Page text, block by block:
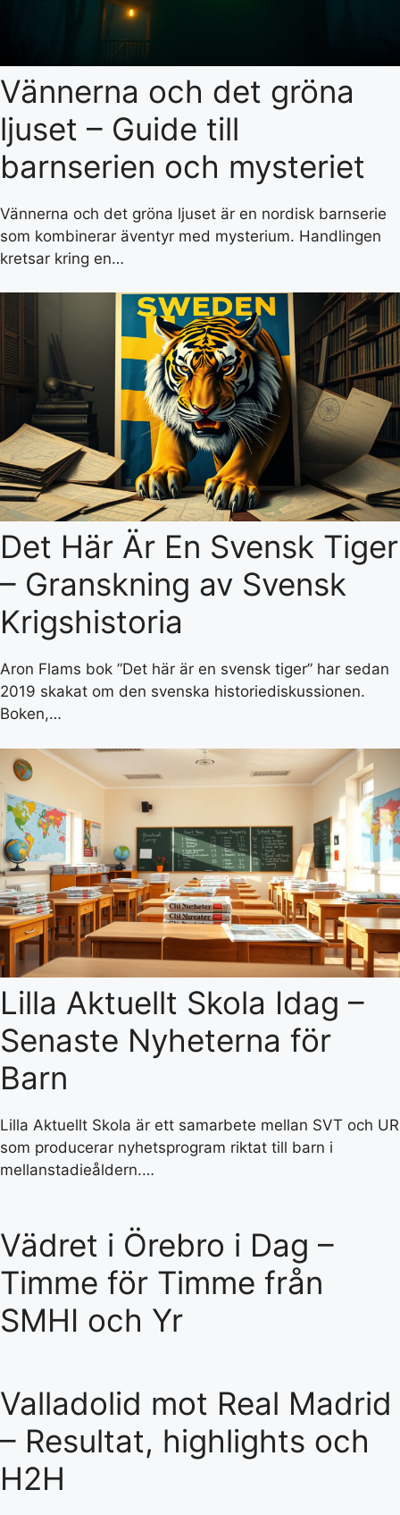
Vännerna och det gröna
ljuset – Guide till
barnserien och mysteriet
Vännerna och det gröna ljuset är en nordisk barnserie
som kombinerar äventyr med mysterium. Handlingen
kretsar kring en…
Det Här Är En Svensk Tiger
– Granskning av Svensk
Krigshistoria
Aron Flams bok ”Det här är en svensk tiger” har sedan
2019 skakat om den svenska historiediskussionen.
Boken,…
Lilla Aktuellt Skola Idag –
Senaste Nyheterna för
Barn
Lilla Aktuellt Skola är ett samarbete mellan SVT och UR
som producerar nyhetsprogram riktat till barn i
mellanstadieåldern.…
Vädret i Örebro i Dag –
Timme för Timme från
SMHI och Yr
Valladolid mot Real Madrid
– Resultat, highlights och
H2H